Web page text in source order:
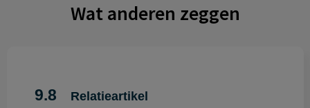
Wat anderen zeggen
9.8 Relatieartikel